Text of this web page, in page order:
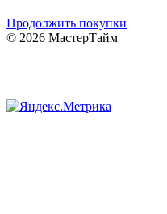
Продолжить покупки
© 2026 МастерТайм